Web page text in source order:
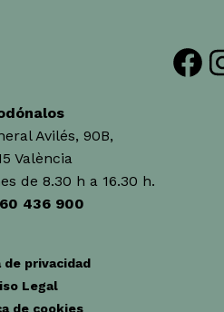
Facebook
Avilés, 90B,
València
de 8.30 h a 16.30 h.
436 900
de privacidad
Legal
de cookies